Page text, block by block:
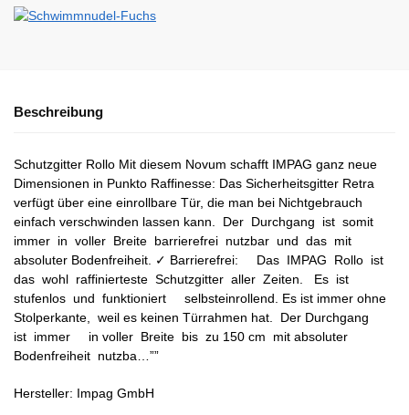
Beschreibung
Schutzgitter Rollo Mit diesem Novum schafft IMPAG ganz neue
Dimensionen in Punkto Raffinesse: Das Sicherheitsgitter Retra
verfügt über eine einrollbare Tür, die man bei Nichtgebrauch
einfach verschwinden lassen kann. Der Durchgang ist somit
immer in voller Breite barrierefrei nutzbar und das mit
absoluter Bodenfreiheit. ✓ Barrierefrei: Das IMPAG Rollo ist
das wohl raffinierteste Schutzgitter aller Zeiten. Es ist
stufenlos und funktioniert selbsteinrollend. Es ist immer ohne
Stolperkante, weil es keinen Türrahmen hat. Der Durchgang
ist immer in voller Breite bis zu 150 cm mit absoluter
Bodenfreiheit nutzba…””
Hersteller: Impag GmbH